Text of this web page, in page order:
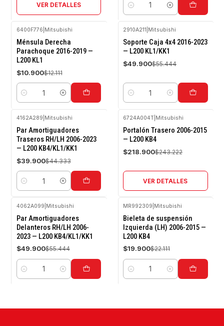
VER DETALLES
Cantidad
-10%
OFF
6400F776 Mitsubishi
Ménsula Derecha
Parachoque 2016-2019 —
L200 KL1
$10.900$12.111
Cantidad
-10%
OFF
2910A211 Mitsubishi
Soporte Caja 4x4 2016-2023
— L200 KL1/KK1
$49.900$55.444
Cantidad
-10%
OFF
4162A289 Mitsubishi
Par Amortiguadores
Traseros RH/LH 2006-2023
— L200 KB4/KL1/KK1
$39.900$44.333
Cantidad
-10%
OFF
6724A004T Mitsubishi
Portalón Trasero 2006-2015
— L200 KB4
$218.900$243.222
VER DETALLES
-10%
OFF
4062A099 Mitsubishi
Par Amortiguadores
Delanteros RH/LH 2006-
2023 — L200 KB4/KL1/KK1
$49.900$55.444
Cantidad
-10%
OFF
MR992309 Mitsubishi
Bieleta de suspensión
Izquierda (LH) 2006-2015 —
L200 KB4
$19.900$22.111
Cantidad